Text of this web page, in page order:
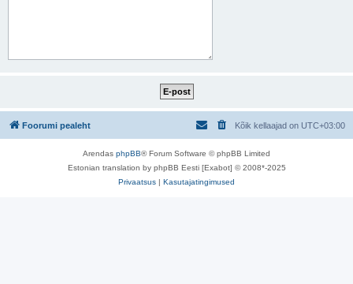
Foorumi pealeht Kõik kellaajad on UTC+03:00
Arendas phpBB® Forum Software © phpBB Limited
Estonian translation by phpBB Eesti [Exabot] © 2008*-2025
Privaatsus | Kasutajatingimused